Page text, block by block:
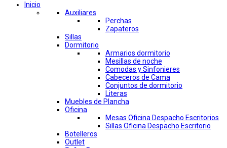
Inicio
Auxiliares
Perchas
Zapateros
Sillas
Dormitorio
Armarios dormitorio
Mesillas de noche
Comodas y Sinfonieres
Cabeceros de Cama
Conjuntos de dormitorio
Literas
Muebles de Plancha
Oficina
Mesas Oficina Despacho Escritorios
Sillas Oficina Despacho Escritorio
Botelleros
Outlet